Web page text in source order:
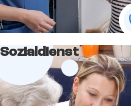
Sozialdienst